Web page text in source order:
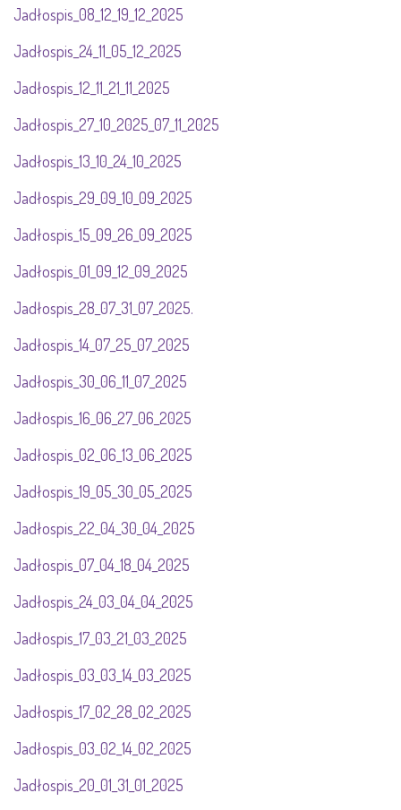
Jadłospis_08_12_19_12_2025
Jadłospis_24_11_05_12_2025
Jadłospis_12_11_21_11_2025
Jadłospis_27_10_2025_07_11_2025
Jadłospis_13_10_24_10_2025
Jadłospis_29_09_10_09_2025
Jadłospis_15_09_26_09_2025
Jadłospis_01_09_12_09_2025
Jadłospis_28_07_31_07_2025.
Jadłospis_14_07_25_07_2025
Jadłospis_30_06_11_07_2025
Jadłospis_16_06_27_06_2025
Jadłospis_02_06_13_06_2025
Jadłospis_19_05_30_05_2025
Jadłospis_22_04_30_04_2025
Jadłospis_07_04_18_04_2025
Jadłospis_24_03_04_04_2025
Jadłospis_17_03_21_03_2025
Jadłospis_03_03_14_03_2025
Jadłospis_17_02_28_02_2025
Jadłospis_03_02_14_02_2025
Jadłospis_20_01_31_01_2025